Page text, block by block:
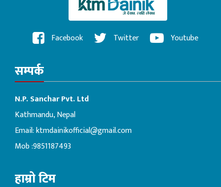
Facebook Twitter Youtube
सम्पर्क
N.P. Sanchar Pvt. Ltd
Kathmandu, Nepal
Email:ktmdainikofficial@gmail.com
Mob :9851187493
हाम्रो टिम